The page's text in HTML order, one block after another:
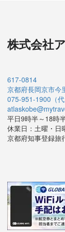
シ
ン
株式会社
617-0814
京都府長岡京市今
075-951-1900（代
平日9時半～18時
休業日：土曜・日
京都府知事登録旅